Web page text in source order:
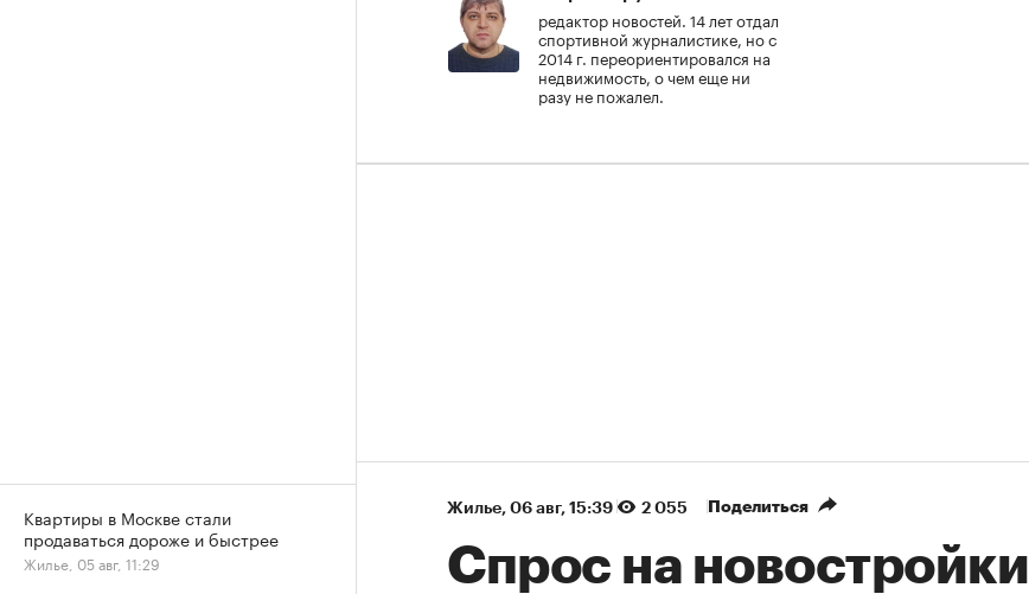
редактор новостей. 14 лет отдал
спортивной журналистике, но с
2014 г. переориентировался на
недвижимость, о чем еще ни
разу не пожалел.
Жилье⁠, 06 авг, 15:39 2 055 Поделиться
Спрос на новостройки
Квартиры в Москве стали
продаваться дороже и быстрее
Жилье, 05 авг, 11:29